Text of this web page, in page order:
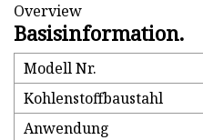
Overview
Basisinformation.
Modell Nr.
Kohlenstoffbaustahl
Anwendung